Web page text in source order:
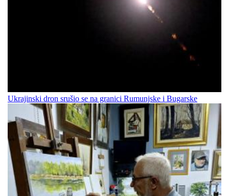
Ukrajinski dron srušio se na granici Rumunjske i Bugarske